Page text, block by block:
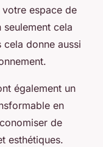
espace de
seulement cela
donne aussi
également un
en
de
esthétiques.